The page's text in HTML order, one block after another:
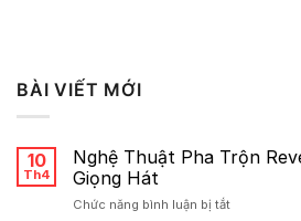
BÀI VIẾT MỚI
10
Th4
Nghệ Thuật Pha Trộn
Giọng Hát
Chức năng bình luận bị tắtở